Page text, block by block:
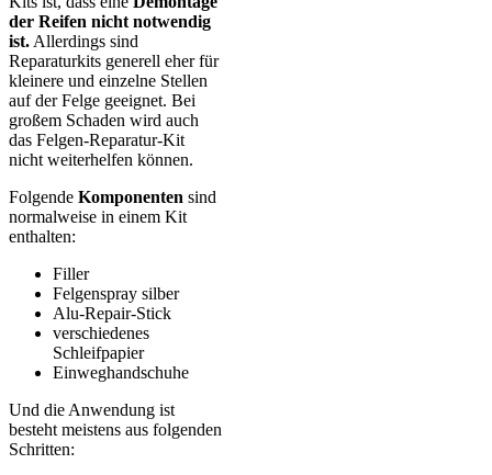
der Reifen nicht notwendig
ist. Allerdings sind
Reparaturkits generell eher für
kleinere und einzelne Stellen
auf der Felge geeignet. Bei
großem Schaden wird auch
das Felgen-Reparatur-Kit
nicht weiterhelfen können.
Folgende Komponenten sind
normalweise in einem Kit
enthalten:
Filler
Felgenspray silber
Alu-Repair-Stick
verschiedenes
Schleifpapier
Einweghandschuhe
Und die Anwendung ist
besteht meistens aus folgenden
Schritten: